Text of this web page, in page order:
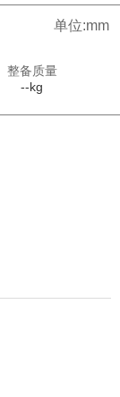
单位:mm
整备质量
--kg